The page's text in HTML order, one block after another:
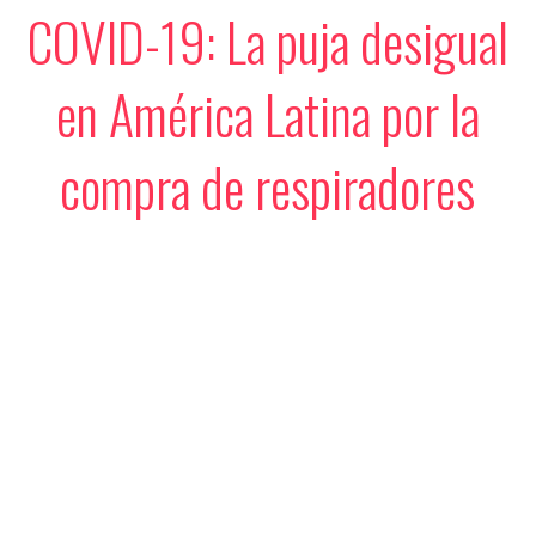
COVID-19: La puja desigual
en América Latina por la
compra de respiradores